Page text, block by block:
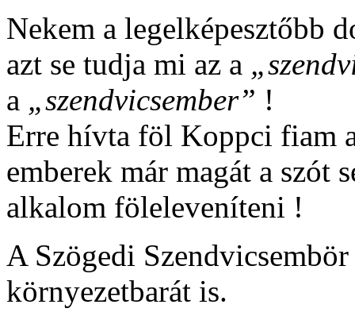
Nekem a legelképesztőbb
azt se tudja mi az a
a „szendvicsember” !
Erre hívta föl Koppci fiam
emberek már magát a szót
alkalom föleleveníteni !
A Szögedi
környezetbarát is.